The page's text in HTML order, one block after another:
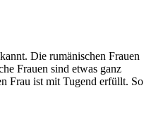
Die rumänischen Frauen
Frauen sind etwas ganz
Frau ist mit Tugend erfüllt. So